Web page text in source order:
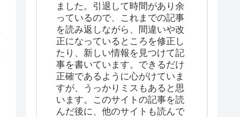
ました。引退して時間があり余
っているので、これまでの記事
を読み返しながら、間違いや改
正になっているところを修正し
たり、新しい情報を見つけて記
事を書いています。できるだけ
正確であるように心がけていま
すが、うっかりミスもあると思
います。このサイトの記事を読
んだ後に、他のサイトも読んで